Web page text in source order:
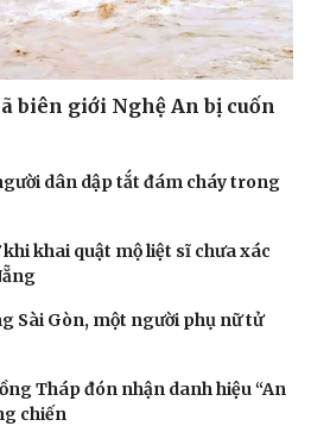
biên giới Nghệ An bị cuốn
dân dập tắt đám cháy trong
khai quật mộ liệt sĩ chưa xác
Sài Gòn, một người phụ nữ tử
Tháp đón nhận danh hiệu “An
chiến